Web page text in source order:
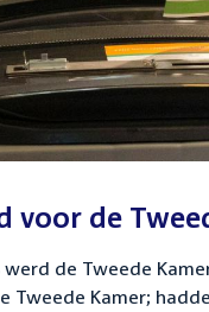
voor de
werd de Tweede
Tweede Kamer;